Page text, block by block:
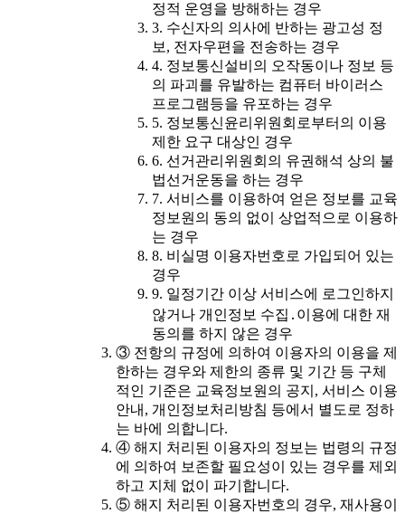
정적 운영을 방해하는 경우
3. 수신자의 의사에 반하는 광고성 정
보, 전자우편을 전송하는 경우
4. 정보통신설비의 오작동이나 정보 등
의 파괴를 유발하는 컴퓨터 바이러스
프로그램등을 유포하는 경우
5. 정보통신윤리위원회로부터의 이용
제한 요구 대상인 경우
6. 선거관리위원회의 유권해석 상의 불
법선거운동을 하는 경우
7. 서비스를 이용하여 얻은 정보를 교육
정보원의 동의 없이 상업적으로 이용하
는 경우
8. 비실명 이용자번호로 가입되어 있는
경우
9. 일정기간 이상 서비스에 로그인하지
않거나 개인정보 수집․이용에 대한 재
동의를 하지 않은 경우
③ 전항의 규정에 의하여 이용자의 이용을 제
한하는 경우와 제한의 종류 및 기간 등 구체
적인 기준은 교육정보원의 공지, 서비스 이용
안내, 개인정보처리방침 등에서 별도로 정하
는 바에 의합니다.
④ 해지 처리된 이용자의 정보는 법령의 규정
에 의하여 보존할 필요성이 있는 경우를 제외
하고 지체 없이 파기합니다.
⑤ 해지 처리된 이용자번호의 경우, 재사용이